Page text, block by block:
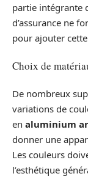
partie intégrante
d’assurance ne
pour ajouter
Choix de
De nombreux
variations de
en aluminium
donner une
Les couleurs
l’esthétique